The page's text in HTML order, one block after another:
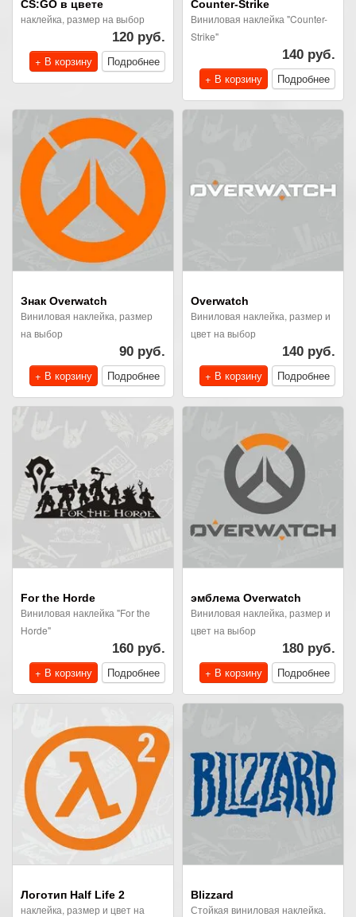
CS:GO в цвете
наклейка, размер на выбор
120 руб.
+ В корзину
Подробнее
Counter-Strike
Виниловая наклейка "Counter-
Strike"
140 руб.
+ В корзину
Подробнее
Знак Overwatch
Виниловая наклейка, размер
на выбор
90 руб.
+ В корзину
Подробнее
Overwatch
Виниловая наклейка, размер и
цвет на выбор
140 руб.
+ В корзину
Подробнее
For the Horde
Виниловая наклейка "For the
Horde"
160 руб.
+ В корзину
Подробнее
эмблема Overwatch
Виниловая наклейка, размер и
цвет на выбор
180 руб.
+ В корзину
Подробнее
Логотип Half Life 2
наклейка, размер и цвет на
Blizzard
Стойкая виниловая наклейка.